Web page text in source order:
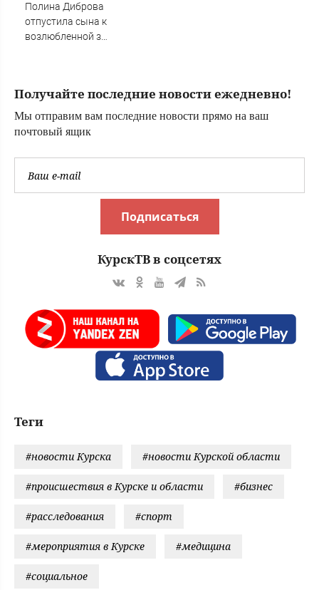
Полина Диброва
отпустила сына к
возлюбленной за
Получайте последние новости ежедневно!
Мы отправим вам последние новости прямо на ваш
почтовый ящик
Подписаться
КурскТВ в соцсетях
Теги
#новости Курска #новости Курской области
#происшествия в Курске и области #бизнес
#расследования #спорт
#мероприятия в Курске #медицина
#социальное